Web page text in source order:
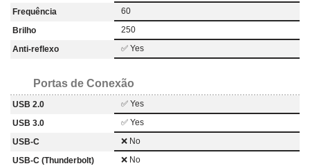
Frequência
60
Brilho
250
Anti-reflexo
✅ Yes
Portas de Conexão
USB 2.0
✅ Yes
USB 3.0
✅ Yes
USB-C
❌ No
USB-C (Thunderbolt)
❌ No